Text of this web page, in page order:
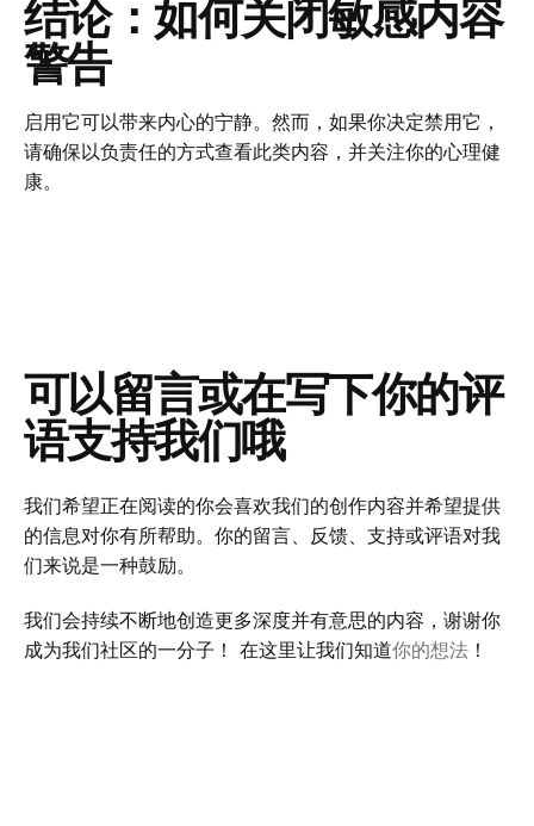
结论：如何关闭敏感内容
警告
启用它可以带来内心的宁静。然而，如果你决定禁用它，
请确保以负责任的方式查看此类内容，并关注你的心理健
康。
可以留言或在写下你的评
语支持我们哦
我们希望正在阅读的你会喜欢我们的创作内容并希望提供
的信息对你有所帮助。你的留言、反馈、支持或评语对我
们来说是一种鼓励。
我们会持续不断地创造更多深度并有意思的内容，谢谢你
成为我们社区的一分子！ 在这里让我们知道你的想法 ！